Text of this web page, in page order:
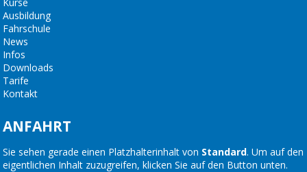
Ausbildung
Fahrschule
News
Infos
Downloads
Tarife
Kontakt
ANFAHRT
Sie sehen gerade einen Platzhalterinhalt von Standard. Um auf den
eigentlichen Inhalt zuzugreifen, klicken Sie auf den Button unten.